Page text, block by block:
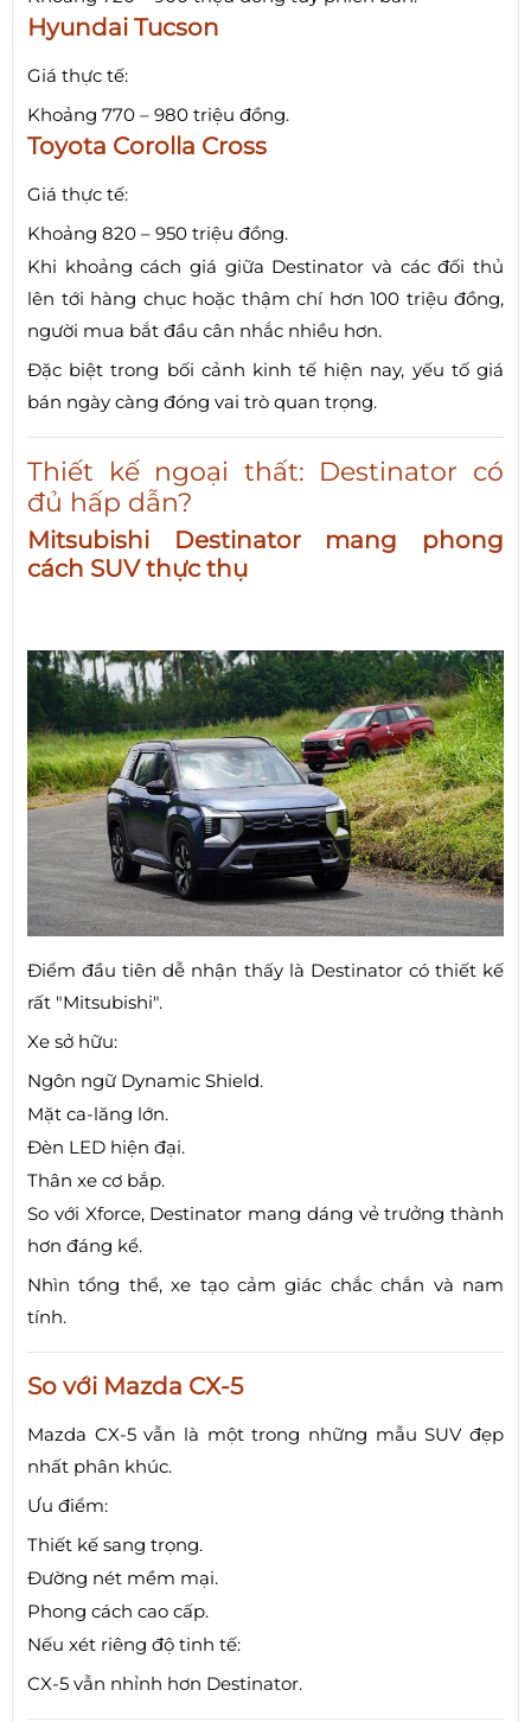
Hyundai Tucson
Giá thực tế:
Khoảng 770 – 980 triệu đồng.
Toyota Corolla Cross
Giá thực tế:
Khoảng 820 – 950 triệu đồng.
Khi khoảng cách giá giữa Destinator và các đối thủ
lên tới hàng chục hoặc thậm chí hơn 100 triệu đồng,
người mua bắt đầu cân nhắc nhiều hơn.
Đặc biệt trong bối cảnh kinh tế hiện nay, yếu tố giá
bán ngày càng đóng vai trò quan trọng.
Thiết kế ngoại thất: Destinator có
đủ hấp dẫn?
Mitsubishi Destinator mang phong
cách SUV thực thụ
Điểm đầu tiên dễ nhận thấy là Destinator có thiết kế
rất "Mitsubishi".
Xe sở hữu:
Ngôn ngữ Dynamic Shield.
Mặt ca-lăng lớn.
Đèn LED hiện đại.
Thân xe cơ bắp.
So với Xforce, Destinator mang dáng vẻ trưởng thành
hơn đáng kể.
Nhìn tổng thể, xe tạo cảm giác chắc chắn và nam
tính.
So với Mazda CX-5
Mazda CX-5 vẫn là một trong những mẫu SUV đẹp
nhất phân khúc.
Ưu điểm:
Thiết kế sang trọng.
Đường nét mềm mại.
Phong cách cao cấp.
Nếu xét riêng độ tinh tế:
CX-5 vẫn nhỉnh hơn Destinator.